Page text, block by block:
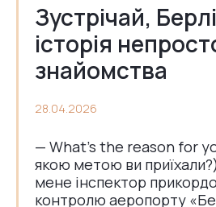
Зустрічай,
історія
знайомства
28.04.2026
— What’s the reason for
якою метою ви
мене інспектор
контролю аеропорту